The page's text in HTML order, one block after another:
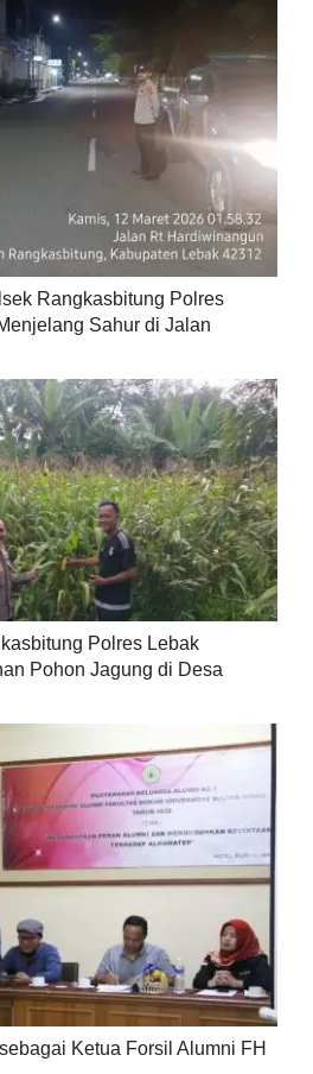
Rangkasbitung Polres
Sahur di Jalan
Polres Lebak
Pohon Jagung di Desa
Ketua Forsil Alumni FH